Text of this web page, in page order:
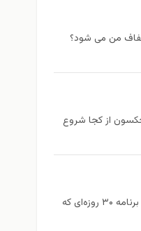
من می شود؟
از كجا شروع
تمرین در خانه بدون تجهیزات: برنامه ۳۰ روزه‌ای که